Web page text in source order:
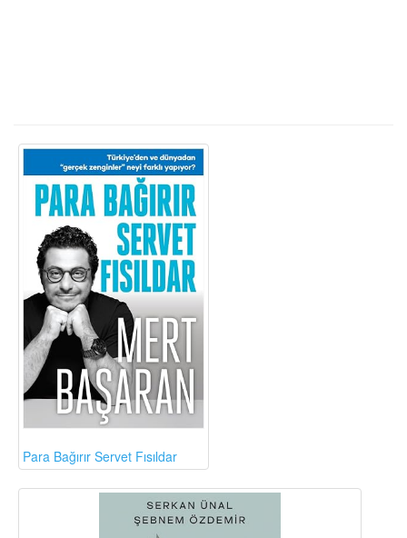
Para Bağırır Servet Fısıldar